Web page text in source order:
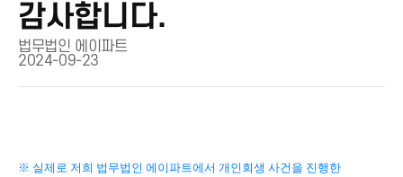
감사합니다.
법무법인 에이파트
2024-09-23
※ 실제로 저희 법무법인 에이파트에서 개인회생 사건을 진행한